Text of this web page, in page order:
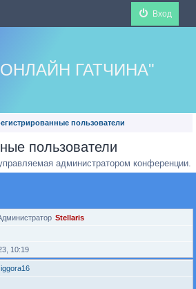
Вход
ГАТЧИНА"
пользователи
пользователи
администратором конференции.
Stellaris
10:19
iggora16